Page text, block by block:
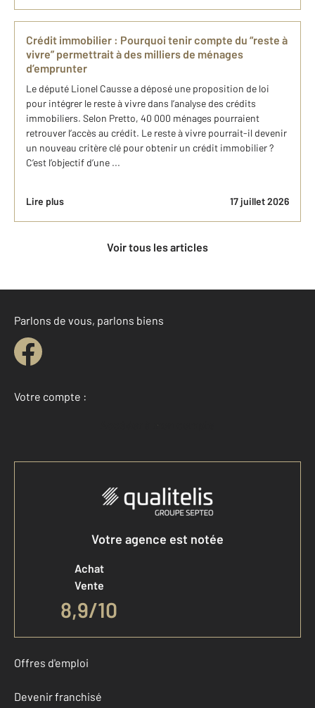
Crédit immobilier : Pourquoi tenir compte du “reste à
vivre” permettrait à des milliers de ménages
d’emprunter
Le député Lionel Causse a déposé une proposition de loi
pour intégrer le reste à vivre dans l’analyse des crédits
immobiliers. Selon Pretto, 40 000 ménages pourraient
retrouver l’accès au crédit. Le reste à vivre pourrait-il devenir
un nouveau critère clé pour obtenir un crédit immobilier ?
C’est l’objectif d’une ...
Lire plus 17 juillet 2026
Voir tous les articles
Parlons de vous, parlons biens
Votre compte :
Accéder à mon compte
Votre agence est notée
Achat
Vente
8,9/10
Offres d'emploi
Devenir franchisé